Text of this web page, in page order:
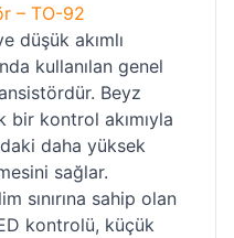
– TO-92
düşük akımlı
kullanılan genel
Beyz
bir kontrol akımıyla
daha yüksek
sağlar.
sınırına sahip olan
kontrolü, küçük